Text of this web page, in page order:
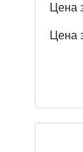
Цена
Цена